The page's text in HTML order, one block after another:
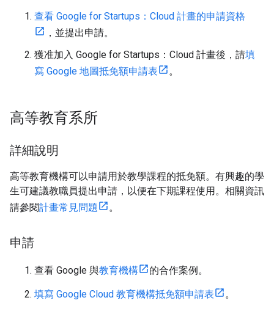
查看 Google for Startups：Cloud 計畫的申請資格
，並提出申請。
獲准加入 Google for Startups：Cloud 計畫後，請填
寫 Google 地圖抵免額申請表
。
高等教育系所
詳細說明
高等教育機構可以申請用於教學課程的抵免額。有興趣的學
生可建議教職員提出申請，以便在下期課程使用。相關資訊
請參閱計畫常見問題 。
申請
查看 Google 與教育機構 的合作案例。
填寫 Google Cloud 教育機構抵免額申請表 。